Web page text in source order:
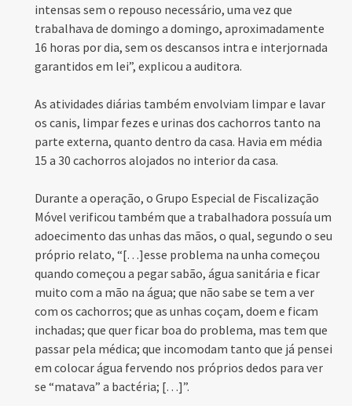
intensas sem o repouso necessário, uma vez que
trabalhava de domingo a domingo, aproximadamente
16 horas por dia, sem os descansos intra e interjornada
garantidos em lei”, explicou a auditora.
As atividades diárias também envolviam limpar e lavar
os canis, limpar fezes e urinas dos cachorros tanto na
parte externa, quanto dentro da casa. Havia em média
15 a 30 cachorros alojados no interior da casa.
Durante a operação, o Grupo Especial de Fiscalização
Móvel verificou também que a trabalhadora possuía um
adoecimento das unhas das mãos, o qual, segundo o seu
próprio relato, “[…]esse problema na unha começou
quando começou a pegar sabão, água sanitária e ficar
muito com a mão na água; que não sabe se tem a ver
com os cachorros; que as unhas coçam, doem e ficam
inchadas; que quer ficar boa do problema, mas tem que
passar pela médica; que incomodam tanto que já pensei
em colocar água fervendo nos próprios dedos para ver
se “matava” a bactéria; […]”.